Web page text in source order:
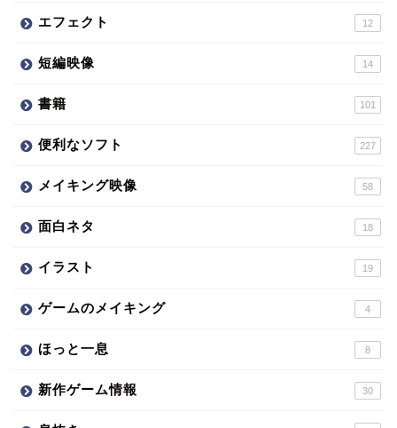
エフェクト 12
短編映像 14
書籍 101
便利なソフト 227
メイキング映像 58
面白ネタ 18
イラスト 19
ゲームのメイキング 4
ほっと一息 8
新作ゲーム情報 30